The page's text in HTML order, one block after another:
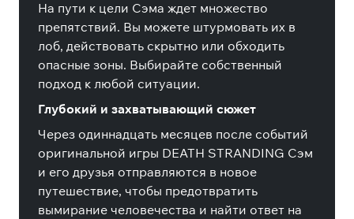
На пути к цели Сэма ждет множество
препятствий. Вы можете штурмовать их в
лоб, действовать скрытно или обходить
опасные зоны. Выбирайте собственный
подход к любой ситуации.
Глубокий и захватывающий сюжет
Через одиннадцать месяцев после событий
оригинальной игры DEATH STRANDING Сэм
и его друзья отправляются в новое
путешествие, чтобы предотвратить
вымирание человечества и найти ответ на